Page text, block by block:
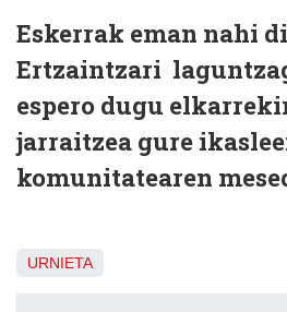
Eskerrak eman nahi
Ertzaintzari
espero dugu
jarraitzea gure
komunitatearen
URNIETA